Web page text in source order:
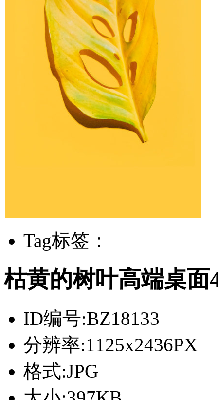
Tag标签：
枯黄的树叶高端桌
ID编号:BZ18133
分辨率:1125x2436PX
格式:JPG